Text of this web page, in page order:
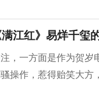
江红》易烊千玺
，一方面是作为贺
操作，惹得贻笑大